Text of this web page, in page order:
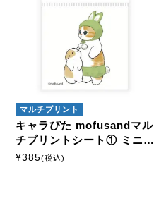
マルチプリント
キャラぴた mofusandマル
チプリントシート① ミニ1
5
¥385(税込)